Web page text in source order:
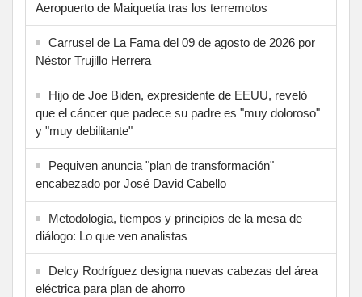
Aeropuerto de Maiquetía tras los terremotos
Carrusel de La Fama del 09 de agosto de 2026 por
Néstor Trujillo Herrera
Hijo de Joe Biden, expresidente de EEUU, reveló
que el cáncer que padece su padre es "muy doloroso"
y "muy debilitante"
Pequiven anuncia "plan de transformación"
encabezado por José David Cabello
Metodología, tiempos y principios de la mesa de
diálogo: Lo que ven analistas
Delcy Rodríguez designa nuevas cabezas del área
eléctrica para plan de ahorro